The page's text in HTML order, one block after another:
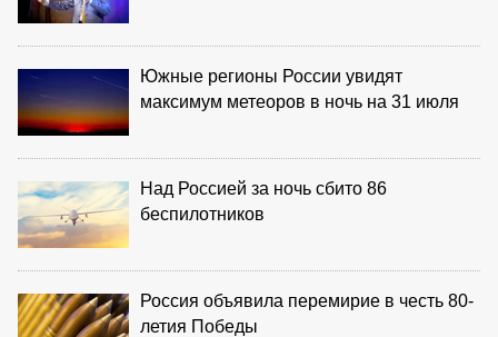
Южные регионы России увидят
максимум метеоров в ночь на 31 июля
Над Россией за ночь сбито 86
беспилотников
Россия объявила перемирие в честь 80-
летия Победы